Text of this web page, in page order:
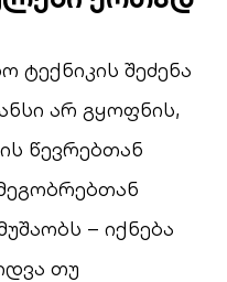
ტექნიკის შეძენა
არ გყოფნის,
წევრებთან
– იქნება
თუ